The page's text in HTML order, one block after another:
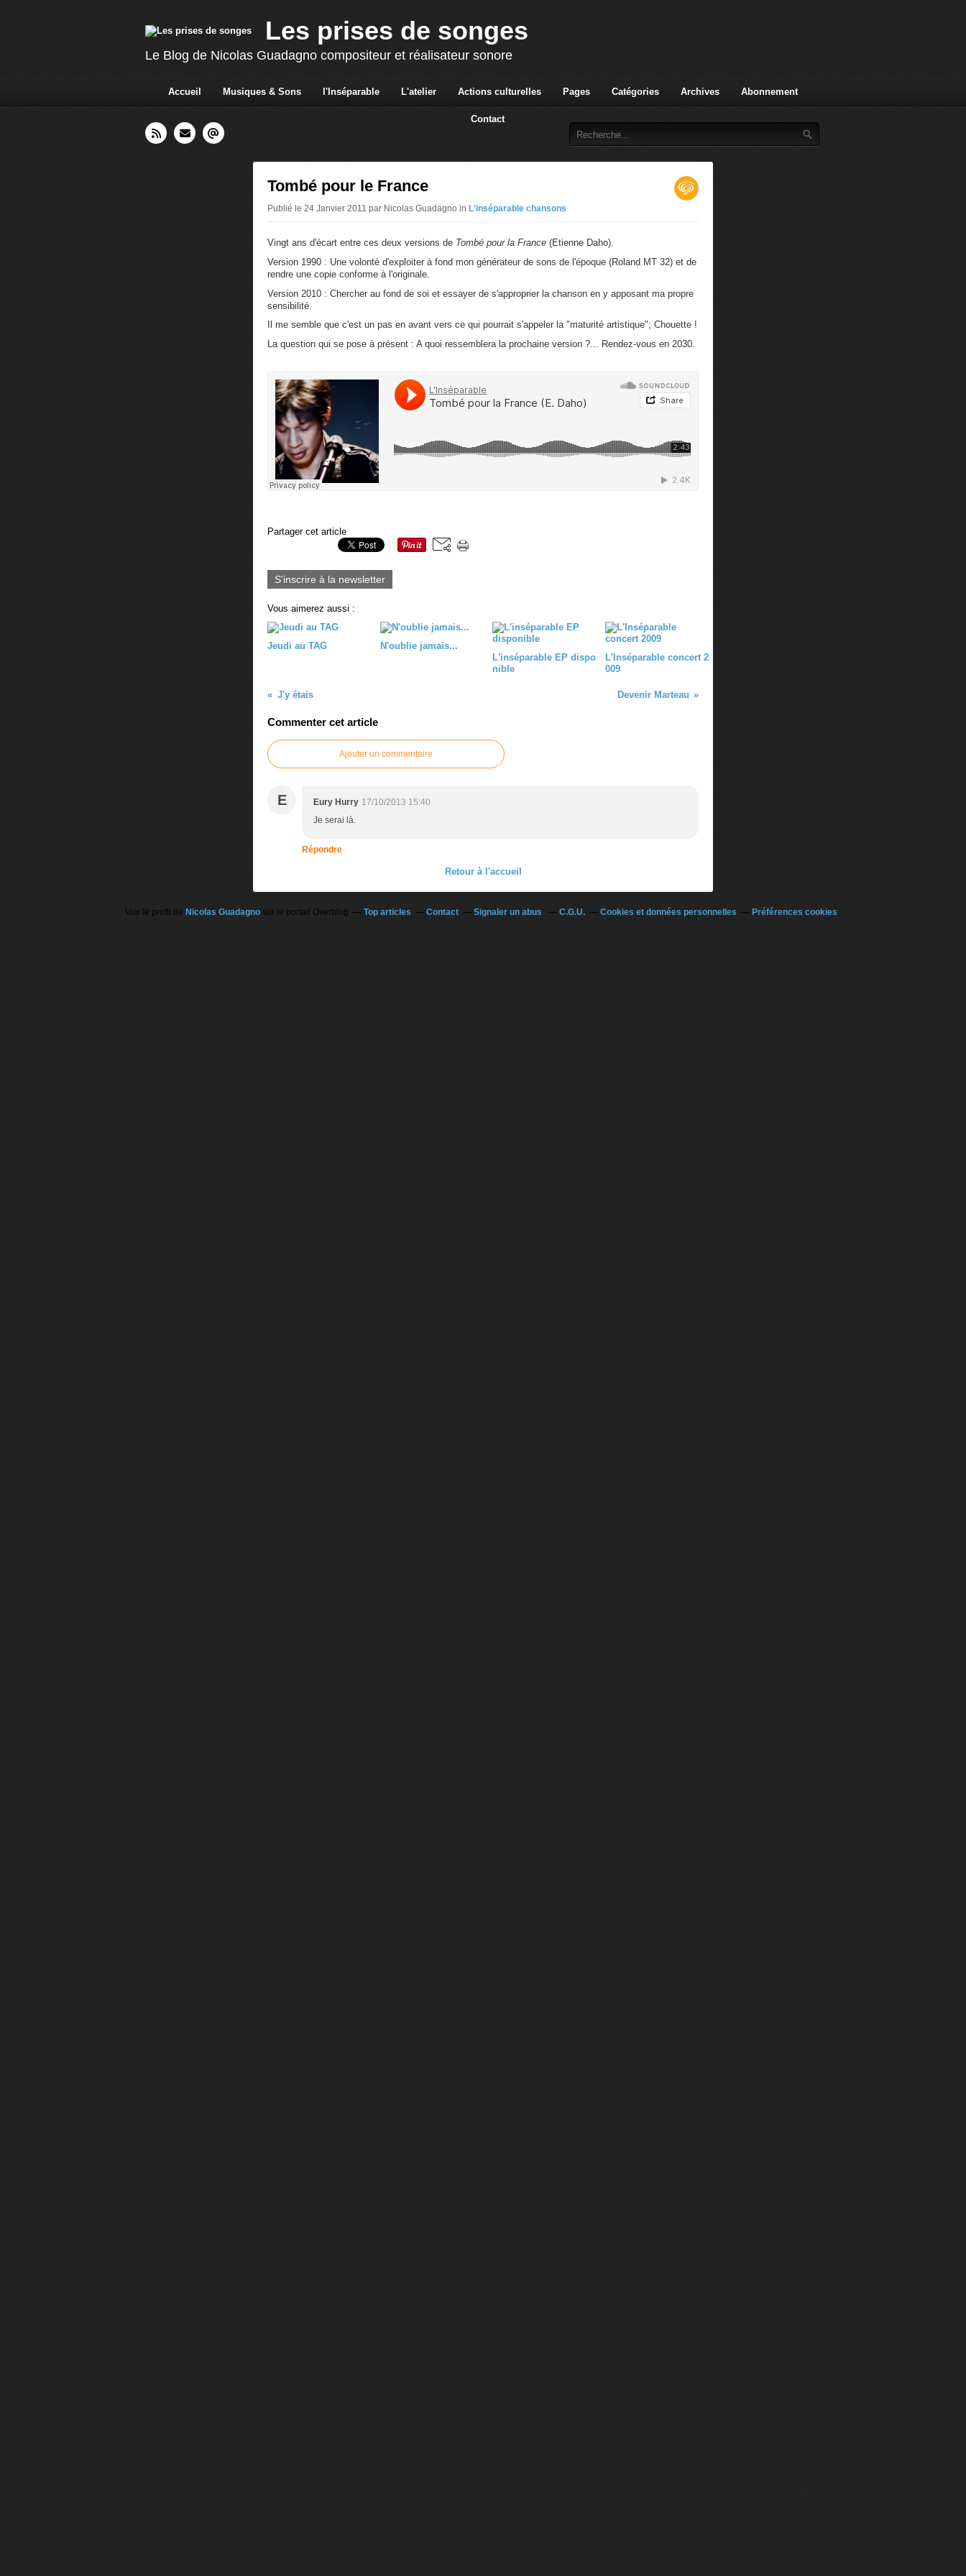
Les prises de songes
Le Blog de Nicolas Guadagno compositeur et réalisateur sonore
Accueil Musiques & Sons l'Inséparable L'atelier Actions culturelles Pages Catégories Archives Abonnement
Contact
Tombé pour le France
Publié le 24 Janvier 2011 par Nicolas Guadagno in L'inséparable chansons
Vingt ans d'écart entre ces deux versions de Tombé pour la France (Etienne Daho).
Version 1990 : Une volonté d'exploiter à fond mon générateur de sons de l'époque (Roland MT 32) et de
rendre une copie conforme à l'originale.
Version 2010 : Chercher au fond de soi et essayer de s'approprier la chanson en y apposant ma propre
sensibilité.
Il me semble que c'est un pas en avant vers ce qui pourrait s'appeler la "maturité artistique"; Chouette !
La question qui se pose à présent : A quoi ressemblera la prochaine version ?... Rendez-vous en 2030.
Partager cet article
S'inscrire à la newsletter
Vous aimerez aussi :
Jeudi au TAG
N'oublie jamais...
L'inséparable EP dispo
nible
L'Inséparable concert 2
009
J'y étais Devenir Marteau
Commenter cet article
Ajouter un commentaire
E Eury Hurry 17/10/2013 15:40
Je serai là.
Répondre
Retour à l'accueil
Voir le profil de Nicolas Guadagnosur le portail Overblog Top articles Contact Signaler un abus C.G.U. Cookies et données personnelles Préférences cookies